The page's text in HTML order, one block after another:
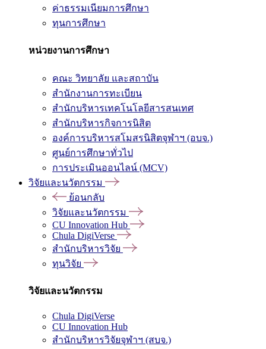
ค่าธรรมเนียมการศึกษา
ทุนการศึกษา
หน่วยงานการศึกษา
คณะ วิทยาลัย และสถาบัน
สำนักงานการทะเบียน
สำนักบริหารเทคโนโลยีสารสนเทศ
สำนักบริหารกิจการนิสิต
องค์การบริหารสโมสรนิสิตจุฬาฯ (อบจ.)
ศูนย์การศึกษาทั่วไป
การประเมินออนไลน์ (MCV)
วิจัยและนวัตกรรม
ย้อนกลับ
วิจัยและนวัตกรรม
CU Innovation Hub
Chula DigiVerse
สำนักบริหารวิจัย
ทุนวิจัย
วิจัยและนวัตกรรม
Chula DigiVerse
CU Innovation Hub
สำนักบริหารวิจัยจุฬาฯ (สบจ.)